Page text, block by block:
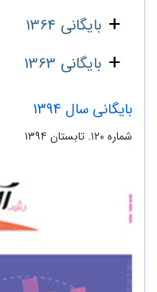
بایگانی 1364
بایگانی 1363
بایگانی سال 1394
شماره ۱۲۰. تابستان ۱۳۹۴